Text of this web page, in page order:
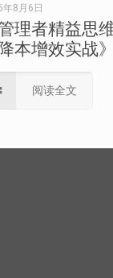
年8月6日
管理者精益思
本增效实战》
阅读全文